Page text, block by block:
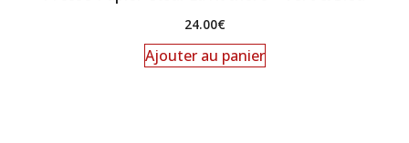
24.00€
Ajouter au panier